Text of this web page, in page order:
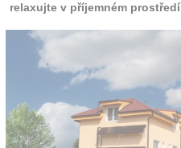
Atrakce
relaxujte v příjemném prostředí